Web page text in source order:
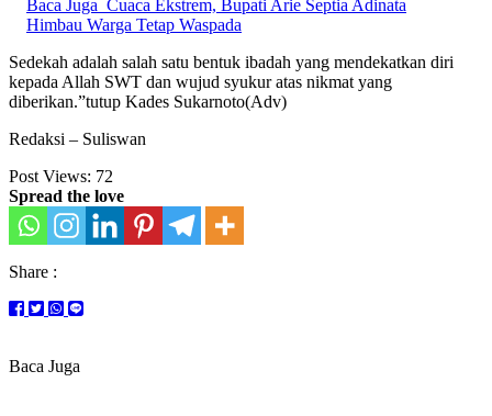
Baca Juga Cuaca Ekstrem, Bupati Arie Septia Adinata
Himbau Warga Tetap Waspada
Sedekah adalah salah satu bentuk ibadah yang mendekatkan diri
kepada Allah SWT dan wujud syukur atas nikmat yang
diberikan.”tutup Kades Sukarnoto(Adv)
Redaksi – Suliswan
Post Views: 72
Spread the love
Share :
Baca Juga